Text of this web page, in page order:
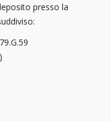
presso la